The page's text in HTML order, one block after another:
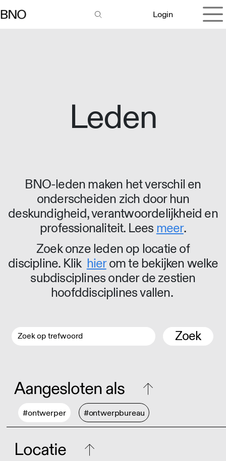
Login
Leden
BNO-leden maken het verschil en
onderscheiden zich door hun
deskundigheid, verantwoordelijkheid en
professionaliteit. Lees meer.
Zoek onze leden op locatie of
discipline. Klik hierom te bekijken welke
subdisciplines onder de zestien
hoofddisciplines vallen.
Zoek
Aangesloten als
#ontwerper #ontwerpbureau
Locatie